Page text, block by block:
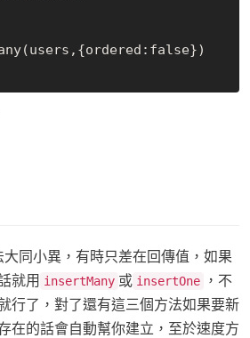
同小異，有時只差在回傳值，如果
就用 insertMany 或 insertOne
，不
行了，對了還有這三個方法如果要新
在的話會自動幫你建立，至於速度方